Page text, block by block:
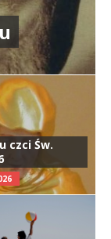
czci Św.